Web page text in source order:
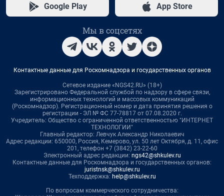
Google Play App Store
Мы в соцсетях
Контактные данные для Роскомнадзора и государственных органов
Сетевое издание «NGS42.RU» (18+)
Зарегистрировано Федеральной службой по надзору в сфере связи,
информационных технологий и массовых коммуникаций
(Роскомнадзор). Регистрационный номер и дата принятия решения о
регистрации - ЭЛ № ФС 77-78817 от 07.08.2020 г.
Учредитель: Общество с ограниченной ответственностью "ИНТЕРНЕТ
ТЕХНОЛОГИИ"
Главный редактор: Левчук Александр Николаевич
Адрес редакции: 650000, Россия, Кемерово, ул. 50 лет Октября, д. 11, офис
201, телефон +7 (3842) 23-22-60
Электронный адрес редакции: ngs42@shkulev.ru
Контактные данные для Роскомнадзора и государственных органов:
juristnsk@shkulev.ru
Техподдержка: help@shkulev.ru
По вопросам коммерческого сотрудничества: